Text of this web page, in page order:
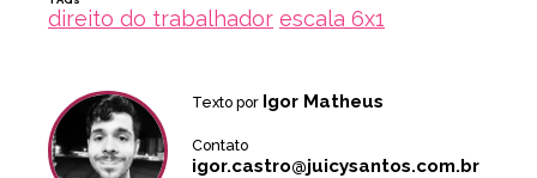
direito do trabalhador escala 6x1
Texto por Igor Matheus
Contato
igor.castro@juicysantos.com.br